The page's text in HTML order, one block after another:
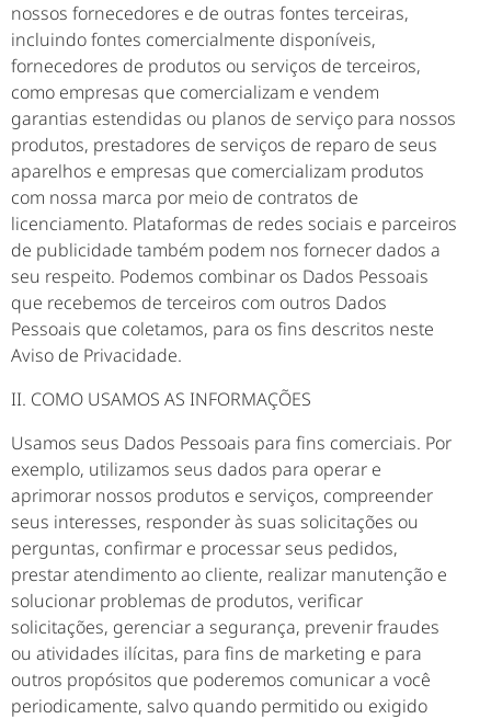
nossos fornecedores e de outras fontes terceiras,
incluindo fontes comercialmente disponíveis,
fornecedores de produtos ou serviços de terceiros,
como empresas que comercializam e vendem
garantias estendidas ou planos de serviço para nossos
produtos, prestadores de serviços de reparo de seus
aparelhos e empresas que comercializam produtos
com nossa marca por meio de contratos de
licenciamento. Plataformas de redes sociais e parceiros
de publicidade também podem nos fornecer dados a
seu respeito. Podemos combinar os Dados Pessoais
que recebemos de terceiros com outros Dados
Pessoais que coletamos, para os fins descritos neste
Aviso de Privacidade.
II. COMO USAMOS AS INFORMAÇÕES
Usamos seus Dados Pessoais para fins comerciais. Por
exemplo, utilizamos seus dados para operar e
aprimorar nossos produtos e serviços, compreender
seus interesses, responder às suas solicitações ou
perguntas, confirmar e processar seus pedidos,
prestar atendimento ao cliente, realizar manutenção e
solucionar problemas de produtos, verificar
solicitações, gerenciar a segurança, prevenir fraudes
ou atividades ilícitas, para fins de marketing e para
outros propósitos que poderemos comunicar a você
periodicamente, salvo quando permitido ou exigido